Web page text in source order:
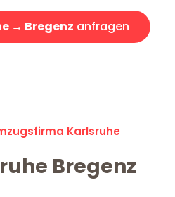
→ Bregenz anfragen
Karlsruhe
Bregenz